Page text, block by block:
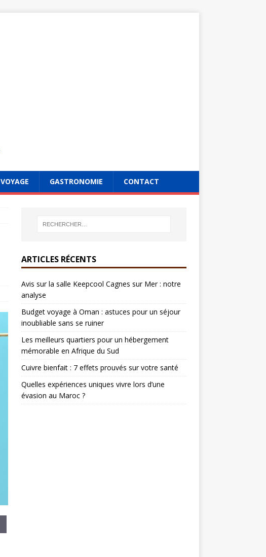
VOYAGE GASTRONOMIE CONTACT
ARTICLES RÉCENTS
Avis sur la salle Keepcool Cagnes sur Mer : notre
analyse
Budget voyage à Oman : astuces pour un séjour
inoubliable sans se ruiner
Les meilleurs quartiers pour un hébergement
mémorable en Afrique du Sud
Cuivre bienfait : 7 effets prouvés sur votre santé
Quelles expériences uniques vivre lors d’une
évasion au Maroc ?